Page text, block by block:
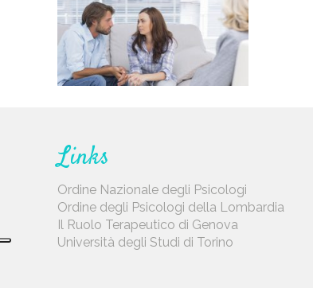
Links
Ordine Nazionale degli Psicologi
Ordine degli Psicologi della Lombardia
Il Ruolo Terapeutico di Genova
Università degli Studi di Torino